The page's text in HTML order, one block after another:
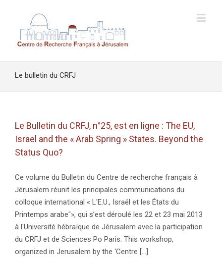
Le bulletin du CRFJ
Le Bulletin du CRFJ, n°25, est en ligne : The EU,
Israel and the « Arab Spring » States. Beyond the
Status Quo?
Ce volume du Bulletin du Centre de recherche français à
Jérusalem réunit les principales communications du
colloque international « L'E.U., Israël et les États du
Printemps arabe"», qui s’est déroulé les 22 et 23 mai 2013
à l'Université hébraïque de Jérusalem avec la participation
du CRFJ et de Sciences Po Paris. This workshop,
organized in Jerusalem by the ‘Centre [...]